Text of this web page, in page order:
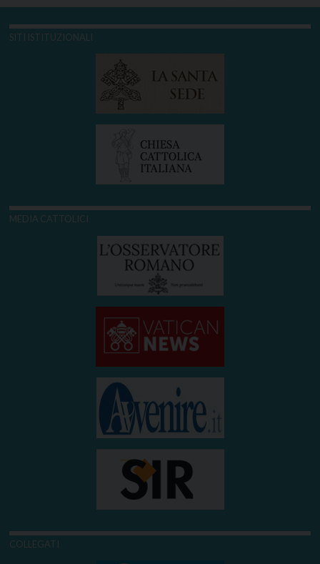
SITI ISTITUZIONALI
MEDIA CATTOLICI
COLLEGATI